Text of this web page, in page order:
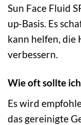
Sun Face Fluid
up-Basis. Es
kann helfen, die
verbessern.
Wie oft sollte
Es wird
das gereinigte